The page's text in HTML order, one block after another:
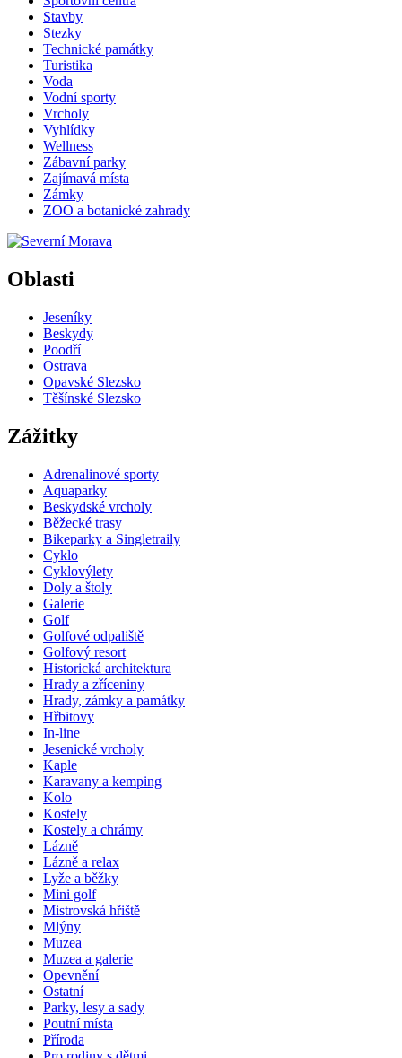
Stavby
Stezky
Technické památky
Turistika
Voda
Vodní sporty
Vrcholy
Vyhlídky
Wellness
Zábavní parky
Zajímavá místa
Zámky
ZOO a botanické zahrady
Oblasti
Jeseníky
Beskydy
Poodří
Ostrava
Opavské Slezsko
Těšínské Slezsko
Zážitky
Adrenalinové sporty
Aquaparky
Beskydské vrcholy
Běžecké trasy
Bikeparky a Singletraily
Cyklo
Cyklovýlety
Doly a štoly
Galerie
Golf
Golfové odpaliště
Golfový resort
Historická architektura
Hrady a zříceniny
Hrady, zámky a památky
Hřbitovy
In-line
Jesenické vrcholy
Kaple
Karavany a kemping
Kolo
Kostely
Kostely a chrámy
Lázně
Lázně a relax
Lyže a běžky
Mini golf
Mistrovská hřiště
Mlýny
Muzea
Muzea a galerie
Opevnění
Ostatní
Parky, lesy a sady
Poutní místa
Příroda